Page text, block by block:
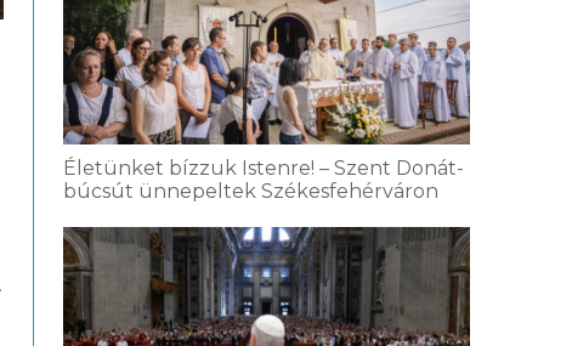
Életünket bízzuk Istenre! – Szent Donát-
búcsút ünnepeltek Székesfehérváron